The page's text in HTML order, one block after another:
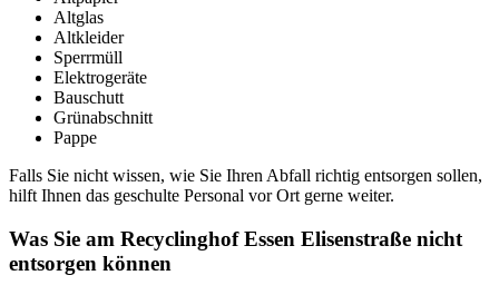
Altglas
Altkleider
Sperrmüll
Elektrogeräte
Bauschutt
Grünabschnitt
Pappe
Falls Sie nicht wissen, wie Sie Ihren Abfall richtig entsorgen sollen,
hilft Ihnen das geschulte Personal vor Ort gerne weiter.
Was Sie am Recyclinghof Essen Elisenstraße nicht
entsorgen können